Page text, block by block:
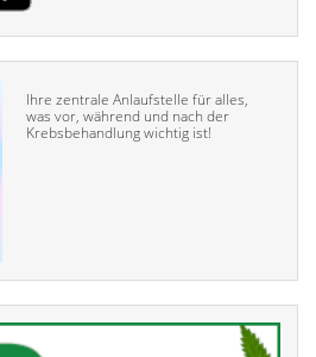
Ihre zentrale Anlaufstelle für alles,
was vor, während und nach der
Krebsbehandlung wichtig ist!